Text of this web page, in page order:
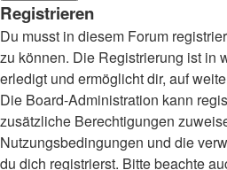
Registrieren
Du musst in diesem Forum
zu können. Die Registrierung ist in
erledigt und ermöglicht dir, auf
Die Board-Administration kann
zusätzliche Berechtigungen
Nutzungsbedingungen und die
du dich registrierst. Bitte beachte